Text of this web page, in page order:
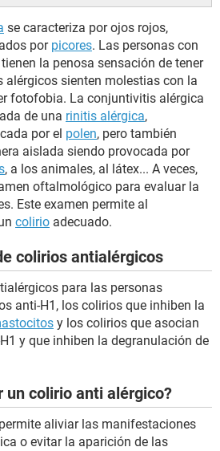
se caracteriza por ojos rojos,
por picores. Las personas con
la penosa sensación de tener
alérgicos sienten molestias con la
fotofobia. La conjuntivitis alérgica
de una rinitis alérgica,
por el polen, pero también
aislada siendo provocada por
, a los animales, al látex... A veces,
oftalmológico para evaluar la
Este examen permite al
colirio adecuado.
colirios antialérgicos
para las personas
anti-H1, los colirios que inhiben la
y los colirios que asocian
y que inhiben la degranulación de
un colirio anti alérgico?
aliviar las manifestaciones
o evitar la aparición de las